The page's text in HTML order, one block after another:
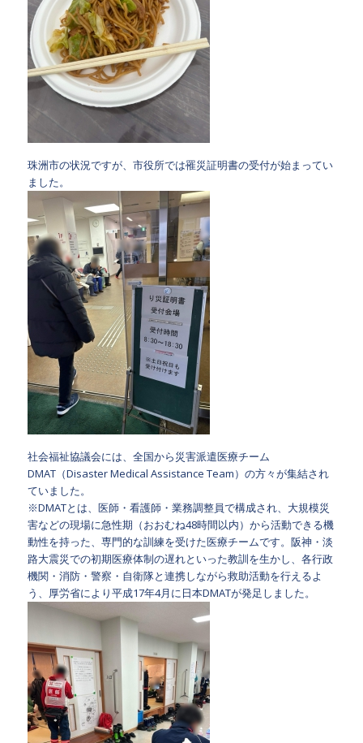
珠洲市の状況ですが、市役所では罹災証明書の受付が始まってい
ました。
社会福祉協議会には、全国から災害派遣医療チーム
DMAT（Disaster Medical Assistance Team）の方々が集結され
ていました。
※DMATとは、医師・看護師・業務調整員で構成され、大規模災
害などの現場に急性期（おおむね48時間以内）から活動できる機
動性を持った、専門的な訓練を受けた医療チームです。阪神・淡
路大震災での初期医療体制の遅れといった教訓を生かし、各行政
機関・消防・警察・自衛隊と連携しながら救助活動を行えるよ
う、厚労省により平成17年4月に日本DMATが発足しました。